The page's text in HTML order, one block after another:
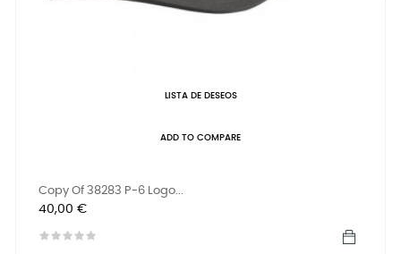
LISTA DE DESEOS
ADD TO COMPARE
Copy Of 38283 P-6 Logo...
Precio
40,00 €